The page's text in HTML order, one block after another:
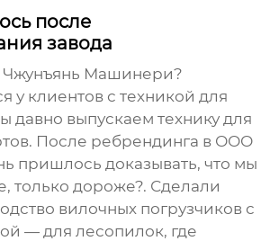
после
завода
Чжунъянь Машинери?
у клиентов с техникой для
давно выпускаем технику для
После ребрендинга в ООО
пришлось доказывать, что мы
только дороже?. Сделали
вилочных погрузчиков с
— для лесопилок, где